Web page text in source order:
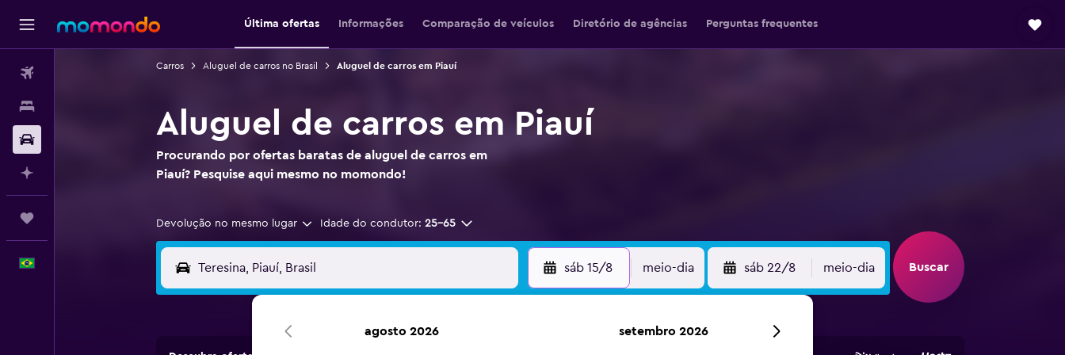
Última ofertas Informações Comparação de veículos Diretório de agências Perguntas frequentes
Carros Aluguel de carros no Brasil Aluguel de carros em Piauí
Aluguel de carros em Piauí
Procurando por ofertas baratas de aluguel de carros em
Piauí? Pesquise aqui mesmo no momondo!
Devolução no mesmo lugar Idade do condutor: 25-65
sáb 15/8 meio-dia sáb 22/8 meio-dia Buscar
agosto 2026 setembro 2026